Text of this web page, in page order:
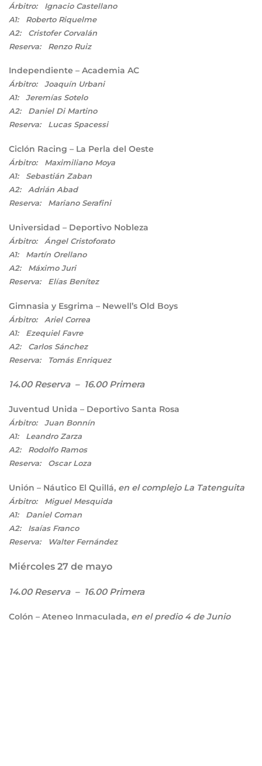
Árbitro: Ignacio Castellano
A1: Roberto Riquelme
A2: Cristofer Corvalán
Reserva: Renzo Ruiz
Independiente – Academia AC
Árbitro: Joaquín Urbani
A1: Jeremías Sotelo
A2: Daniel Di Martino
Reserva: Lucas Spacessi
Ciclón Racing – La Perla del Oeste
Árbitro: Maximiliano Moya
A1: Sebastián Zaban
A2: Adrián Abad
Reserva: Mariano Serafini
Universidad – Deportivo Nobleza
Árbitro: Ángel Cristoforato
A1: Martín Orellano
A2: Máximo Juri
Reserva: Elías Benítez
Gimnasia y Esgrima – Newell’s Old Boys
Árbitro: Ariel Correa
A1: Ezequiel Favre
A2: Carlos Sánchez
Reserva: Tomás Enriquez
14.00 Reserva – 16.00 Primera
Juventud Unida – Deportivo Santa Rosa
Árbitro: Juan Bonnín
A1: Leandro Zarza
A2: Rodolfo Ramos
Reserva: Oscar Loza
Unión – Náutico El Quillá, en el complejo La Tatenguita
Árbitro: Miguel Mesquida
A1: Daniel Coman
A2: Isaías Franco
Reserva: Walter Fernández
Miércoles 27 de mayo
14.00 Reserva – 16.00 Primera
Colón – Ateneo Inmaculada, en el predio 4 de Junio